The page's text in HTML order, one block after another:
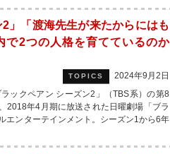
2」「渡海先生が来たからにはも
で2つの人格を育てているのか
TOPICS
2024年9月2日
ックペアン シーズン2」（TBS系）の第8
年4月期に放送された日曜劇場「ブラ
エンターテインメント。シーズン1から6年